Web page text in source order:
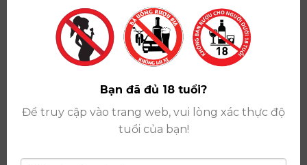
: Khu 6, Xã Hoài Đức, Thành Phố Hà Nội
Showroom: Số 09 Phố Liễu Giai, Phường Ngọc Hà,
Thành Phố Hà Nội
Giấy ĐKKD số: 0102751615 do Sở Tài Chính Thành
Phố Hà Nội cấp lần đầu ngày 07/05/2008,đăng ký
thay đổi lần thứ 17 ngày 06/08/2025
Giấy phép Phân Phối Rượu số : 529/GP-BCT do Bộ
Công Thương cấp ngày 14/11/2022
Ngân hàng:Ngân hàng TMCP Đầu tư và phát triển
Bạn đã đủ 18 tuổi?
Để truy cập vào trang web, vui lòng xác thực độ
tuổi của bạn!